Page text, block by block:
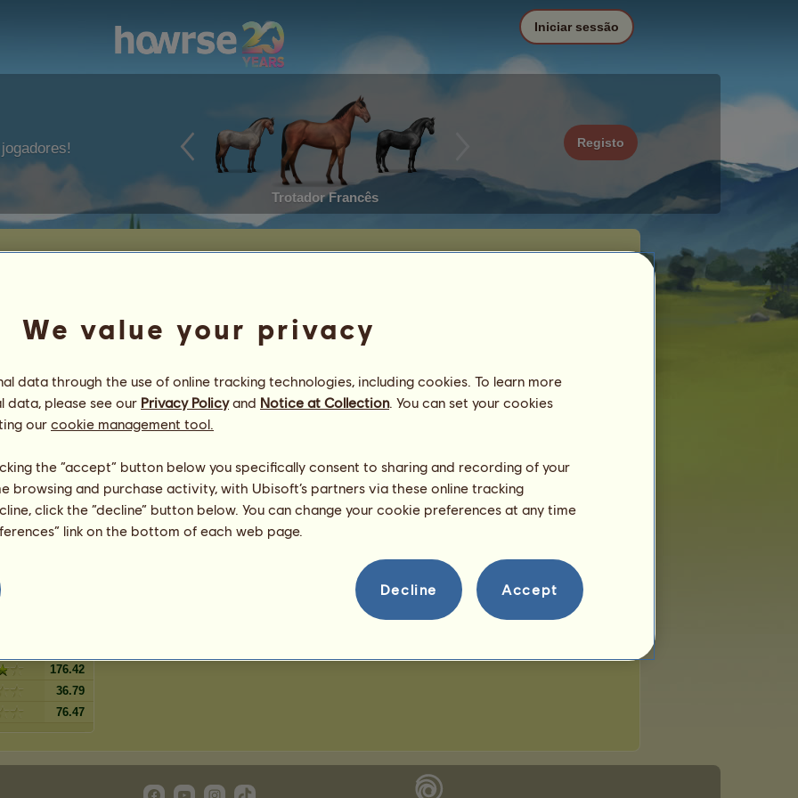
Trotador Francês
Registo
Iniciar sessão
5%
5%
4%
4%
2 %
crinalvo 1%
176.42
36.79
76.47
We value your privacy
data through the use of online tracking technologies, including cookies. To learn more
data, please see our Privacy Policyand Notice at Collection. You can set your cookies
our cookie management tool.
the “accept” button below you specifically consent to sharing and recording of your
browsing and purchase activity, with Ubisoft’s partners via these online tracking
click the “decline” button below. You can change your cookie preferences at any time
link on the bottom of each web page.
Decline Accept